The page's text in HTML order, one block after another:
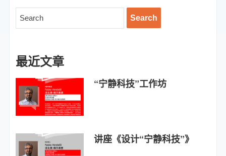
最近文章
“宁静科技”工作坊
讲座《设计“宁静科技”》